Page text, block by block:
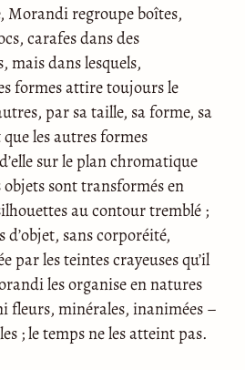
Morandi regroupe boîtes,
carafes dans des
mais dans lesquels,
formes attire toujours le
par sa taille, sa forme, sa
les autres formes
sur le plan chromatique
sont transformés en
au contour tremblé ;
d’objet, sans corporéité,
par les teintes crayeuses qu’il
les organise en natures
fleurs, minérales, inanimées –
; le temps ne les atteint pas.